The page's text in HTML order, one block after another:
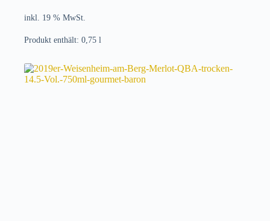
inkl. 19 % MwSt.
Produkt enthält: 0,75 l